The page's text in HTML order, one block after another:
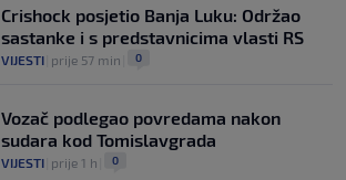
Crishock posjetio Banja Luku: Održao
sastanke i s predstavnicima vlasti RS
VIJESTI prije 57 min 0
Vozač podlegao povredama nakon
sudara kod Tomislavgrada
VIJESTI prije 1 h 0